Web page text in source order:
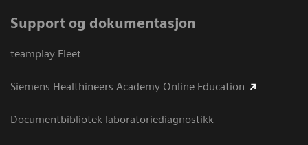
Support og dokumentasjon
teamplay Fleet
Siemens Healthineers Academy Online Education
Documentbibliotek laboratoriediagnostikk